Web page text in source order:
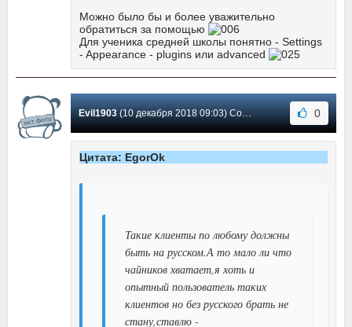
Можно было бы и более уважительно
обратиться за помощью
Для ученика средней школы понятно - Settings
- Appearance - plugins или advanced
Evil1903(10 декабря 2018 09:03) Сообщение #35 0
Цитата: EgorOk
Такие клиенты по любому должны
быть на русском.А то мало ли что
чайников хватает,я хоть и
опытный пользователь таких
клиентов но без русского брать не
стану,ставлю -